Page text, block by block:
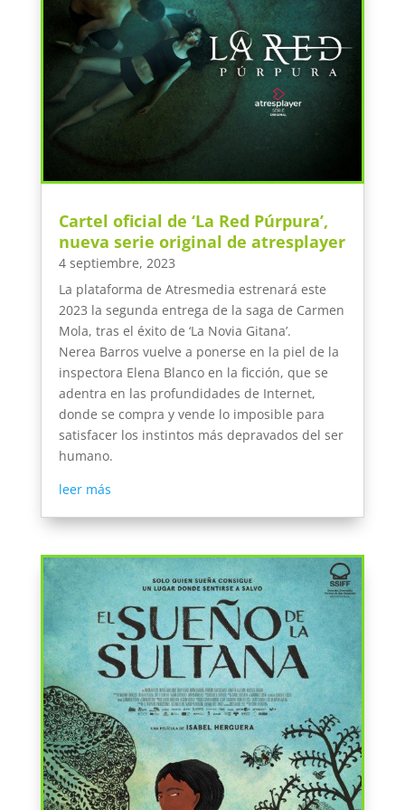
Cartel oficial de ‘La Red Púrpura’,
nueva serie original de atresplayer
4 septiembre, 2023
La plataforma de Atresmedia estrenará este
2023 la segunda entrega de la saga de Carmen
Mola, tras el éxito de ‘La Novia Gitana’.
Nerea Barros vuelve a ponerse en la piel de la
inspectora Elena Blanco en la ficción, que se
adentra en las profundidades de Internet,
donde se compra y vende lo imposible para
satisfacer los instintos más depravados del ser
humano.
leer más